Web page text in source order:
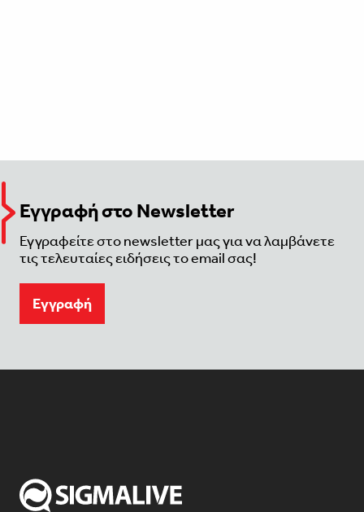
Εγγραφή στο Newsletter
Εγγραφείτε στο newsletter μας για να λαμβάνετε
τις τελευταίες ειδήσεις το email σας!
Eγγραφή